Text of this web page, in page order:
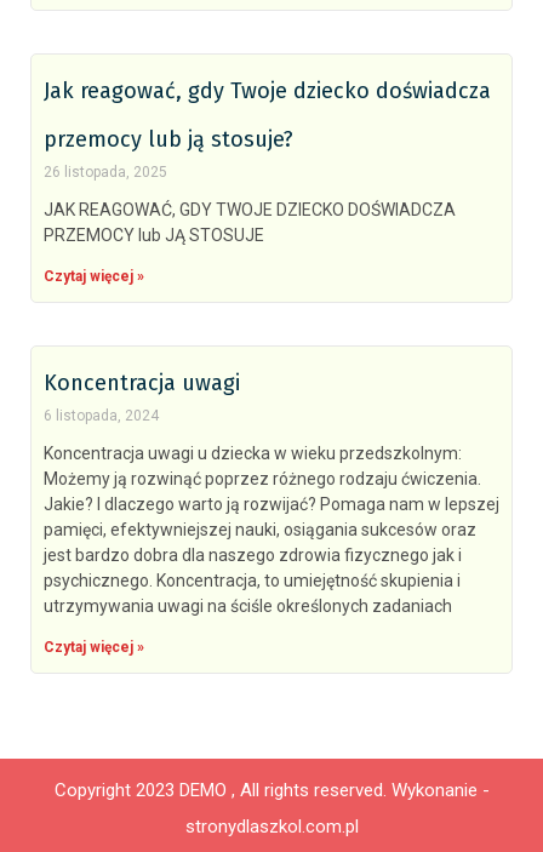
Jak reagować, gdy Twoje dziecko doświadcza
przemocy lub ją stosuje?
26 listopada, 2025
JAK REAGOWAĆ, GDY TWOJE DZIECKO DOŚWIADCZA
PRZEMOCY lub JĄ STOSUJE
Czytaj więcej »
Koncentracja uwagi
6 listopada, 2024
Koncentracja uwagi u dziecka w wieku przedszkolnym:
Możemy ją rozwinąć poprzez różnego rodzaju ćwiczenia.
Jakie? I dlaczego warto ją rozwijać? Pomaga nam w lepszej
pamięci, efektywniejszej nauki, osiągania sukcesów oraz
jest bardzo dobra dla naszego zdrowia fizycznego jak i
psychicznego. Koncentracja, to umiejętność skupienia i
utrzymywania uwagi na ściśle określonych zadaniach
Czytaj więcej »
Copyright 2023 DEMO , All rights reserved. Wykonanie -
stronydlaszkol.com.pl